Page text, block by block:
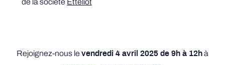
de la société Etteliot
Rejoignez-nous le vendredi 4 avril 2025 de 9h à 12h à